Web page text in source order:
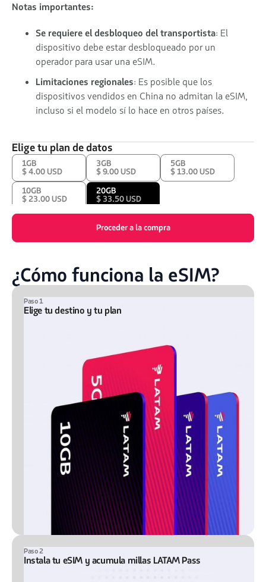
Notas importantes:
Se requiere el desbloqueo del transportista: El
dispositivo debe estar desbloqueado por un
operador para usar una eSIM.
Limitaciones regionales: Es posible que los
dispositivos vendidos en China no admitan la eSIM,
incluso si el modelo sí lo hace en otros países.
Elige tu plan de datos
1GB
$ 4.00 USD
3GB
$ 9.00 USD
5GB
$ 13.00 USD
10GB
$ 23.00 USD
20GB
$ 33.50 USD
Proceder a la compra
¿Cómo funciona la eSIM?
Paso 1
Elige tu destino y tu plan
Paso 2
Instala tu eSIM y acumula millas LATAM Pass